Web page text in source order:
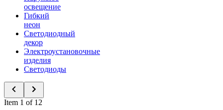
освещение
Гибкий
неон
Светодиодный
декор
Электроустановочные
изделия
Светодиоды
Item 1 of 12